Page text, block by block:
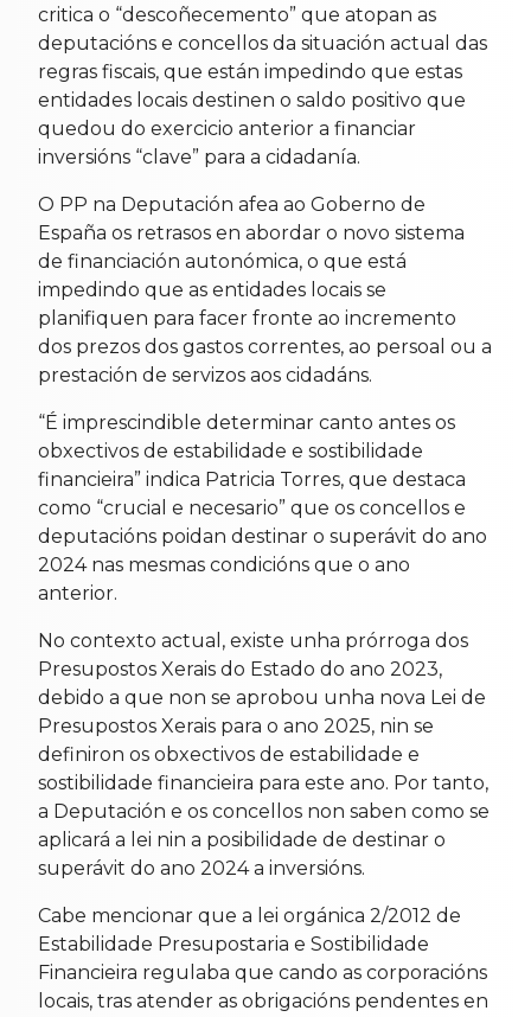
critica o “descoñecemento” que atopan as
deputacións e concellos da situación actual das
regras fiscais, que están impedindo que estas
entidades locais destinen o saldo positivo que
quedou do exercicio anterior a financiar
inversións “clave” para a cidadanía.
O PP na Deputación afea ao Goberno de
España os retrasos en abordar o novo sistema
de financiación autonómica, o que está
impedindo que as entidades locais se
planifiquen para facer fronte ao incremento
dos prezos dos gastos correntes, ao persoal ou a
prestación de servizos aos cidadáns.
“É imprescindible determinar canto antes os
obxectivos de estabilidade e sostibilidade
financieira” indica Patricia Torres, que destaca
como “crucial e necesario” que os concellos e
deputacións poidan destinar o superávit do ano
2024 nas mesmas condicións que o ano
anterior.
No contexto actual, existe unha prórroga dos
Presupostos Xerais do Estado do ano 2023,
debido a que non se aprobou unha nova Lei de
Presupostos Xerais para o ano 2025, nin se
definiron os obxectivos de estabilidade e
sostibilidade financieira para este ano. Por tanto,
a Deputación e os concellos non saben como se
aplicará a lei nin a posibilidade de destinar o
superávit do ano 2024 a inversións.
Cabe mencionar que a lei orgánica 2/2012 de
Estabilidade Presupostaria e Sostibilidade
Financieira regulaba que cando as corporacións
locais, tras atender as obrigacións pendentes en